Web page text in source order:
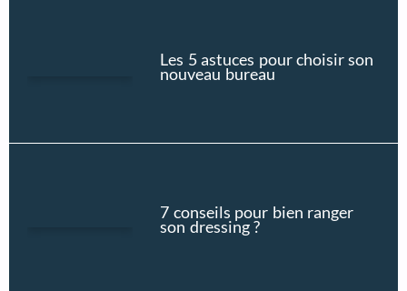
Les 5 astuces pour choisir son
nouveau bureau
7 conseils pour bien ranger
son dressing ?